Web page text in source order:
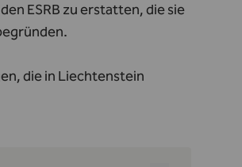
ESRB zu erstatten, die sie
die in Liechtenstein